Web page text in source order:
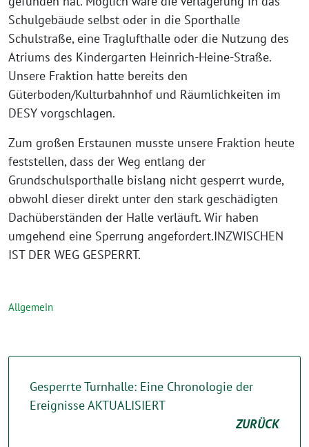
Schulgebäude selbst oder in die Sporthalle
Schulstraße, eine Traglufthalle oder die Nutzung des
Atriums des Kindergarten Heinrich-Heine-Straße.
Unsere Fraktion hatte bereits den
Güterboden/Kulturbahnhof und Räumlichkeiten im
DESY vorgschlagen.
Zum großen Erstaunen musste unsere Fraktion heute
feststellen, dass der Weg entlang der
Grundschulsporthalle bislang nicht gesperrt wurde,
obwohl dieser direkt unter den stark geschädigten
Dachüberständen der Halle verläuft. Wir haben
umgehend eine Sperrung angefordert.INZWISCHEN
IST DER WEG GESPERRT.
Allgemein
Gesperrte Turnhalle: Eine Chronologie der
Ereignisse AKTUALISIERT
ZURÜCK